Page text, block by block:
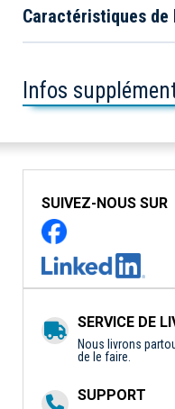
Caractéristiques de
Infos
SUIVEZ-NOUS SUR
SERVICE DE
Nous livrons
de le faire.
SUPPORT